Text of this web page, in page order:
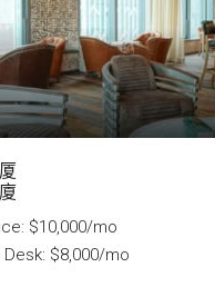
$10,000/mo
$8,000/mo